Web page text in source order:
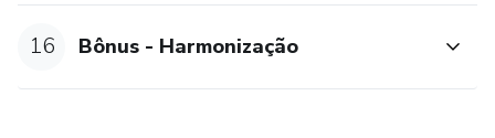
16 Bônus - Harmonização